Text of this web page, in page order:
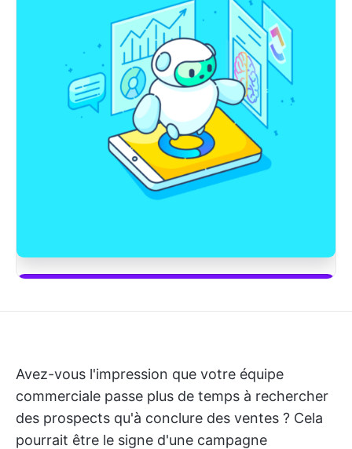
Avez-vous l'impression que votre équipe
commerciale passe plus de temps à rechercher
des prospects qu'à conclure des ventes ? Cela
pourrait être le signe d'une campagne